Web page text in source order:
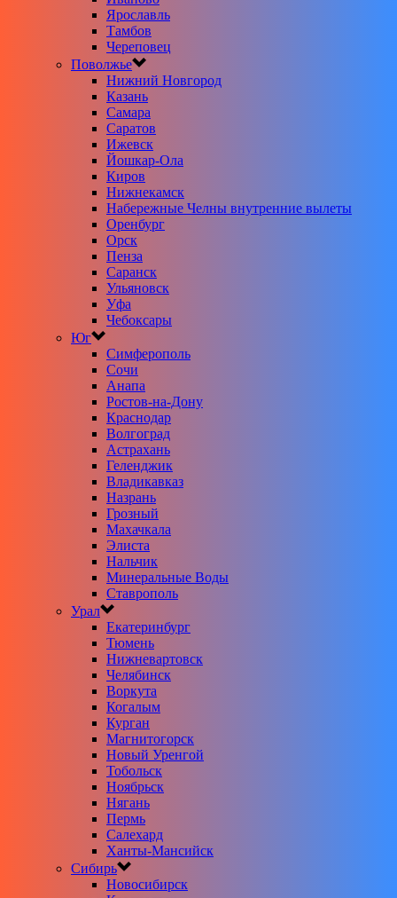
Ярославль
Тамбов
Череповец
Поволжье
Нижний Новгород
Казань
Самара
Саратов
Ижевск
Йошкар-Ола
Киров
Нижнекамск
Набережные Челны внутренние вылеты
Оренбург
Орск
Пенза
Саранск
Ульяновск
Уфа
Чебоксары
Юг
Симферополь
Сочи
Анапа
Ростов-на-Дону
Краснодар
Волгоград
Астрахань
Геленджик
Владикавказ
Назрань
Грозный
Махачкала
Элиста
Нальчик
Минеральные Воды
Ставрополь
Урал
Екатеринбург
Тюмень
Нижневартовск
Челябинск
Воркута
Когалым
Курган
Магнитогорск
Новый Уренгой
Тобольск
Ноябрьск
Нягань
Пермь
Салехард
Ханты-Мансийск
Сибирь
Новосибирск